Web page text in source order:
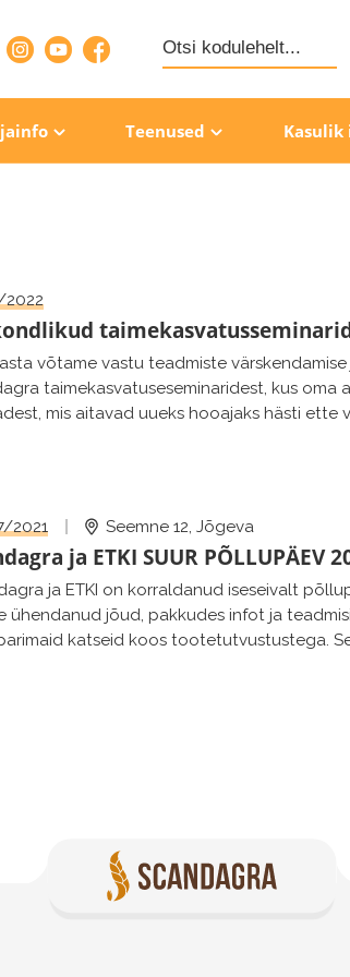
Search
for:
Teenused Kasulik
võtame vastu teadmiste
taimekasvatuseseminaridest, kus
mis aitavad uueks hooajaks hästi ette
Sissepääs infopäevadele ainult
2021
Seemne 12, Jõgeva
ja ETKI SUUR PÕLLUPÄEV
ja ETKI on korraldanud iseseivalt
ühendanud jõud, pakkudes infot ja
katseid koos tootetutvustustega.
teadmiste jagamisega ning lõpetades